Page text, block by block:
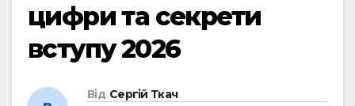
цифри та секрети
вступу 2026
Від Сергій Ткач